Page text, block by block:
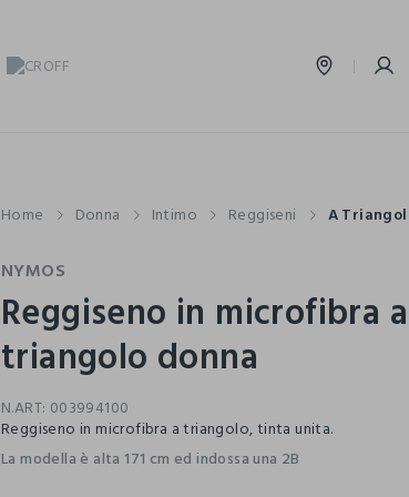
Home Donna Intimo Reggiseni A
NYMOS
Reggiseno in microfibra a
triangolo donna
N.ART: 003994100
Reggiseno in microfibra a triangolo, tinta unita.
La modella è alta 171 cm ed indossa una 2B